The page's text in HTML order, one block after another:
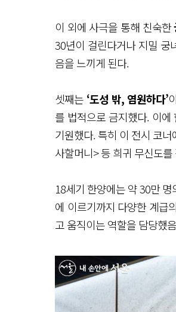
이 외에 사극을 통해 친숙한
30년이 걸린다거나 지밀 궁
음을 느끼게 된다.
셋째는 ‘도성 밖, 염원하다’
를 법적으로 금지했다. 이
기원했다. 특히 이 전시 코
사할머니> 등 희귀 무신도
18세기 한양에는 약 30만
에 이르기까지 다양한 계급
고 움직이는 역할을 담당했